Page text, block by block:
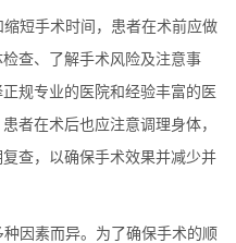
短手术时间，患者在术前应做
查、了解手术风险及注意事
规专业的医院和经验丰富的医
者在术后也应注意调理身体，
查，以确保手术效果并减少并
因素而异。为了确保手术的顺